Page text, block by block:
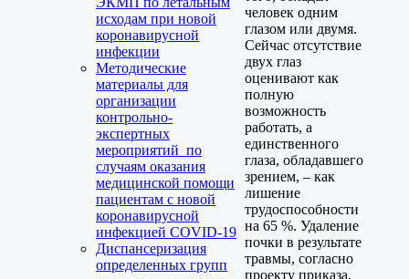
исходам при новой
коронавирусной
инфекции
Методические
материалы для
организации
контрольно-
экспертных
мероприятий по
случаям оказания
медицинской помощи
пациентам с новой
коронавирусной
инфекцией COVID-19
Диспансеризация
определенных групп
человек одним
глазом или двумя.
Сейчас отсутствие
двух глаз
оценивают как
полную
возможность
работать, а
единственного
глаза, обладавшего
зрением, – как
лишение
трудоспособности
на 65 %. Удаление
почки в результате
травмы, согласно
проекту приказа,